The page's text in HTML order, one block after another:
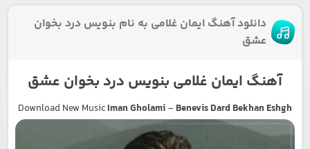
دانلود آهنگ ایمان غلامی به نام بنویس درد بخوان
عشق
آهنگ ایمان غلامی بنویس درد بخوان عشق
Download New MusicIman Gholami– Benevis Dard Bekhan Eshgh